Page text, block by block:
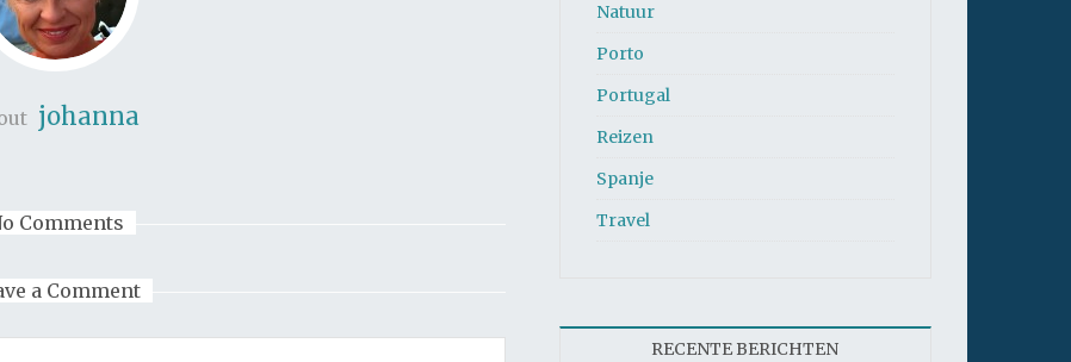
johanna
Comments
a Comment
Natuur
Porto
Portugal
Reizen
Spanje
Travel
RECENTE BERICHTEN